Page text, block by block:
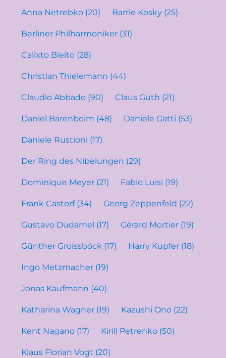
Anna Netrebko (20) Barrie Kosky (25)
Berliner Philharmoniker (31)
Calixto Bieito (28)
Christian Thielemann (44)
Claudio Abbado (90) Claus Guth (21)
Daniel Barenboim (48) Daniele Gatti (53)
Daniele Rustioni (17)
Der Ring des Nibelungen (29)
Dominique Meyer (21) Fabio Luisi (19)
Frank Castorf(34) Georg Zeppenfeld (22)
Gustavo Dudamel (17) Gérard Mortier (19)
Günther Groissböck (17) Harry Kupfer (18)
Ingo Metzmacher (19)
Jonas Kaufmann (40)
Katharina Wagner (19) Kazushi Ono (22)
Kent Nagano (17) Kirill Petrenko (50)
Klaus Florian Vogt (20)